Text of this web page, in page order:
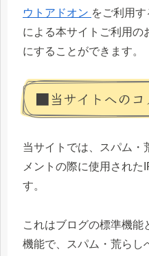
ウトアドオン をご利用
による本サイトご利用の
にすることができます。
■当サイトへのコ
当サイトでは、スパム・
メントの際に使用された
す。
これはブログの標準機能
機能で、スパム・荒らし